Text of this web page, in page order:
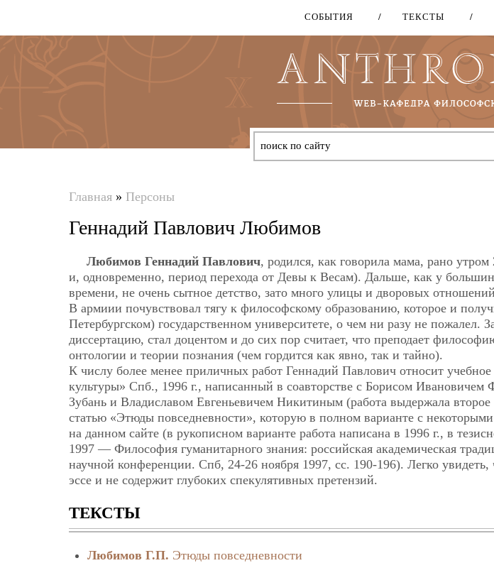
Перейти
основному
содержанию
СОБЫТИЯ ТЕКСТЫ
здесь
Главная » Персоны
Геннадий Павлович Любимов
Любимов Геннадий Павлович, родился, как говорила мама, рано утром
и, одновременно, период перехода от Девы к Весам). Дальше, как у
времени, не очень сытное детство, зато много улицы и дворовых
В армиии почувствовал тягу к философскому образованию, которое и
Петербургском) государственном университете, о чем ни разу не пожалел.
диссертацию, стал доцентом и до сих пор считает, что преподает
онтологии и теории познания (чем гордится как явно, так и тайно).
К числу более менее приличных работ Геннадий Павлович относит
культуры» Спб., 1996 г., написанный в соавторстве с Борисом
Зубань и Владиславом Евгеньевичем Никитиным (работа выдержала
статью «Этюды повседневности», которую в полном варианте с
на данном сайте (в рукописном варианте работа написана в 1996 г., в
1997 — Философия гуманитарного знания: российская академическая
научной конференции. Спб, 24-26 ноября 1997, сс. 190-196). Легко увидеть,
эссе и не содержит глубоких спекулятивных претензий.
ТЕКСТЫ
Любимов Г.П. Этюды повседневности